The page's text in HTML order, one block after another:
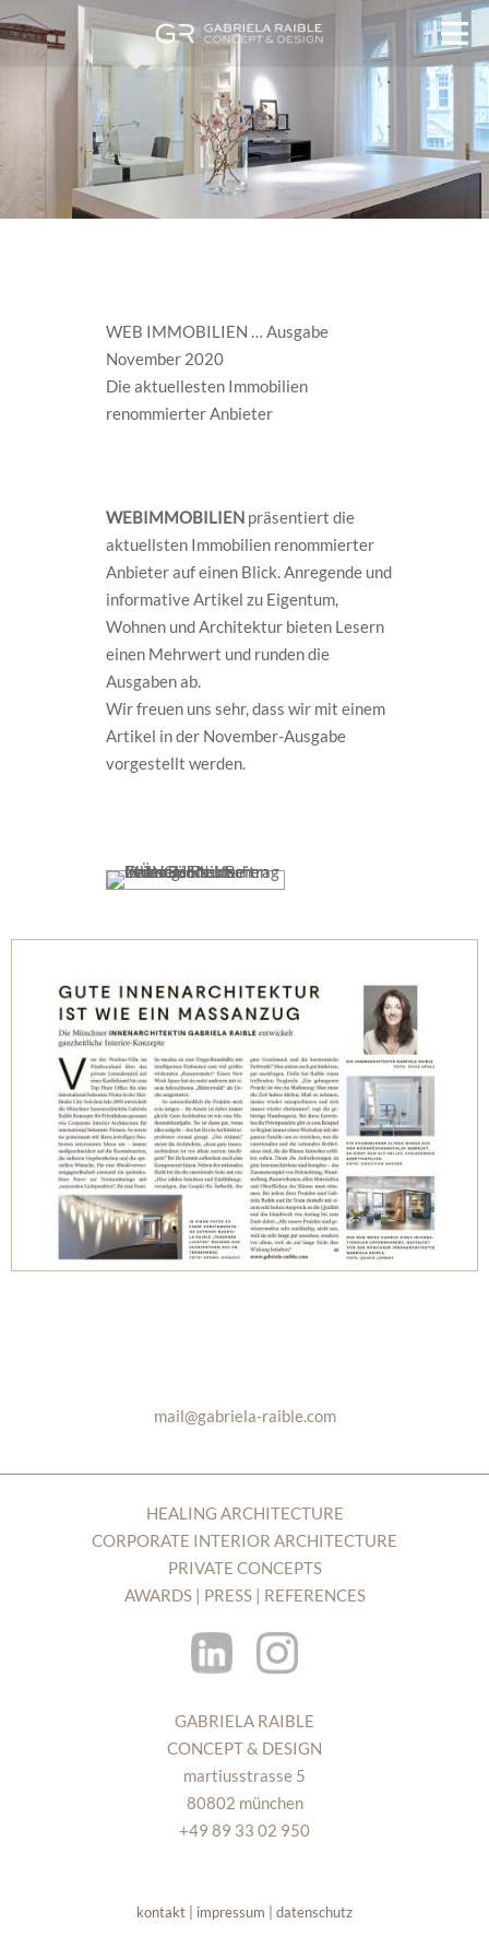
WEB IMMOBILIEN … Ausgabe
November 2020
Die aktuellesten Immobilien
renommierter Anbieter
WEBIMMOBILIENpräsentiert die
aktuellsten Immobilien renommierter
Anbieter auf einen Blick. Anregende und
informative Artikel zu Eigentum,
Wohnen und Architektur bieten Lesern
einen Mehrwert und runden die
Ausgaben ab.
Wir freuen uns sehr, dass wir mit einem
Artikel in der November-Ausgabe
vorgestellt werden.
mail@gabriela-raible.com
HEALING ARCHITECTURE
CORPORATE INTERIOR ARCHITECTURE
PRIVATE CONCEPTS
AWARDS | PRESS | REFERENCES
GABRIELA RAIBLE
CONCEPT & DESIGN
martiusstrasse 5
80802 münchen
+49 89 33 02 950
kontakt | impressum | datenschutz